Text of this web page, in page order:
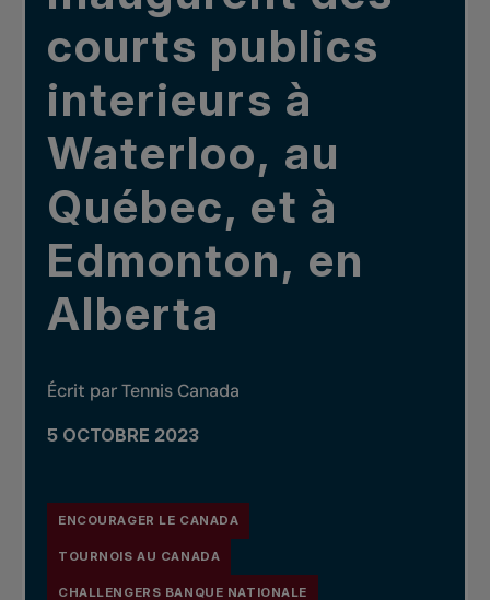
courts publics
interieurs à
Waterloo, au
Québec, et à
Edmonton, en
Alberta
Écrit par Tennis Canada
5 OCTOBRE 2023
ENCOURAGER LE CANADA
TOURNOIS AU CANADA
CHALLENGERS BANQUE NATIONALE